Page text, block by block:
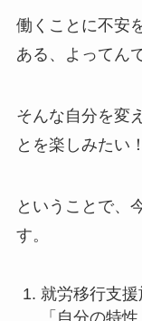
働くことに不安
ある、よってん
そんな自分を変
とを楽しみたい！
ということで、
す。
就労移行支
「自分の特